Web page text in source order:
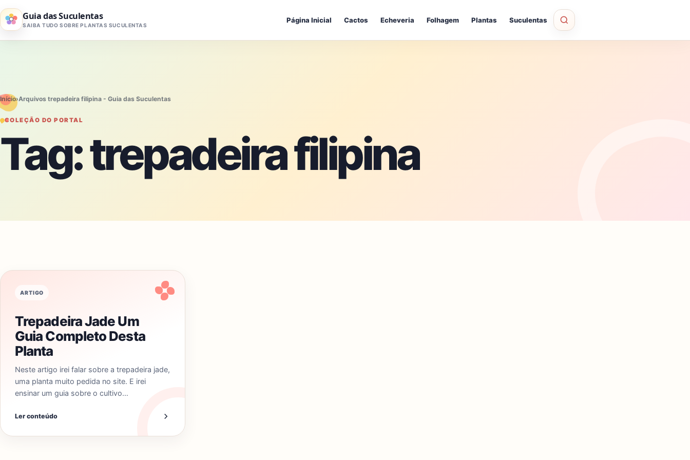
Pular para o conteúdo
Guia das Suculentas
SAIBA TUDO SOBRE PLANTAS SUCULENTAS
Página Inicial Cactos Echeveria Folhagem Plantas Suculentas
Início›Arquivos trepadeira filipina - Guia das Suculentas
COLEÇÃO DO PORTAL
Tag:trepadeira filipina
ARTIGO
Trepadeira Jade Um
Guia Completo Desta
Planta
Neste artigo irei falar sobre a trepadeira jade,
uma planta muito pedida no site. E irei
ensinar um guia sobre o cultivo…
Ler conteúdo